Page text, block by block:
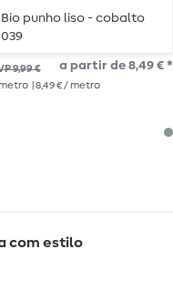
Bio punho liso - cobalto
039
9,99 € a partir de 8,49 € *
metro | 8,49 € / metro
com estilo